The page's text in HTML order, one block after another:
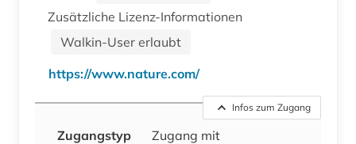
Zusätzliche Lizenz-Informationen
Walkin-User erlaubt
https://www.nature.com/
Infos zum Zugang
Zugangstyp
Zugang mit